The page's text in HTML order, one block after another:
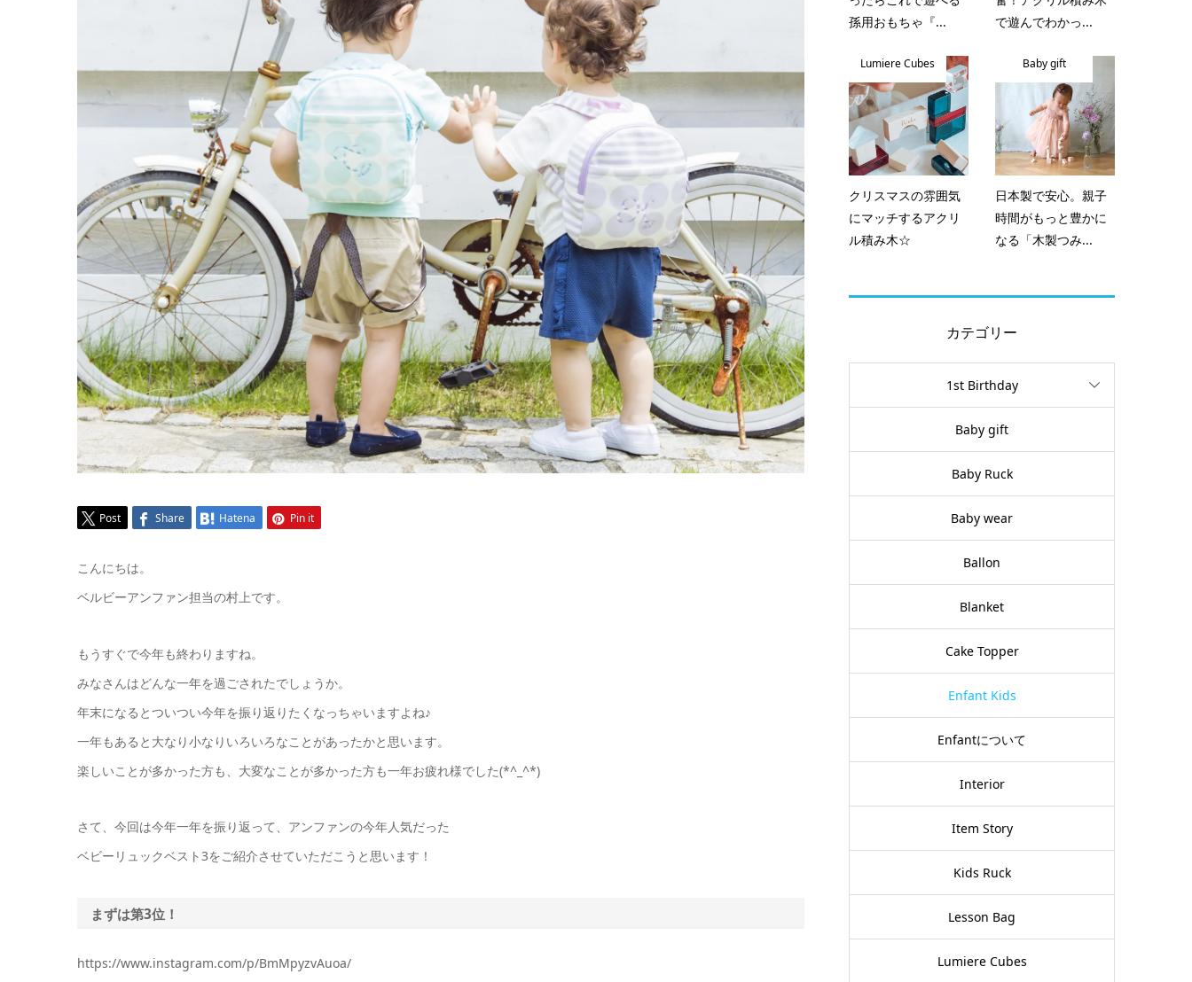
Post Share Hatena Pin it
こんにちは。
ベルビーアンファン担当の村上です。
もうすぐで今年も終わりますね。
みなさんはどんな一年を過ごされたでしょうか。
年末になるとついつい今年を振り返りたくなっちゃいますよね♪
一年もあると大なり小なりいろいろなことがあったかと思います。
楽しいことが多かった方も、大変なことが多かった方も一年お疲れ様でした(*^_^*)
さて、今回は今年一年を振り返って、アンファンの今年人気だった
ベビーリュックベスト3をご紹介させていただこうと思います！
まずは第3位！
https://www.instagram.com/p/BmMpyzvAuoa/
孫用おもちゃ『...
で遊んでわかっ...
Lumiere Cubes
クリスマスの雰囲気
にマッチするアクリ
ル積み木☆
Baby gift
日本製で安心。親子
時間がもっと豊かに
なる「木製つみ...
カテゴリー
1st Birthday
Baby gift
Baby Ruck
Baby wear
Ballon
Blanket
Cake Topper
Enfant Kids
Enfantについて
Interior
Item Story
Kids Ruck
Lesson Bag
Lumiere Cubes